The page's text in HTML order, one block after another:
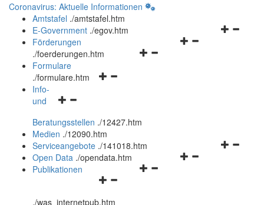
Coronavirus: Aktuelle Informationen
Amtstafel ./amtstafel.htm
Navigationsmenü
E-Government ./egov.htm
Navigationsmenü
Förderungen
./foerderungen.htm
Navigationsmenü
Formulare
./formulare.htm
Navigationsmenü
und
schließen
Info-
und
Beratungsstellen ./12427.htm
Medien ./12090.htm
Navigationsmenü
Serviceangebote ./141018.htm
Navigationsmenü
Open Data ./opendata.htm
Navigationsmenü
und
Publikationen
./was_internetpub.htm